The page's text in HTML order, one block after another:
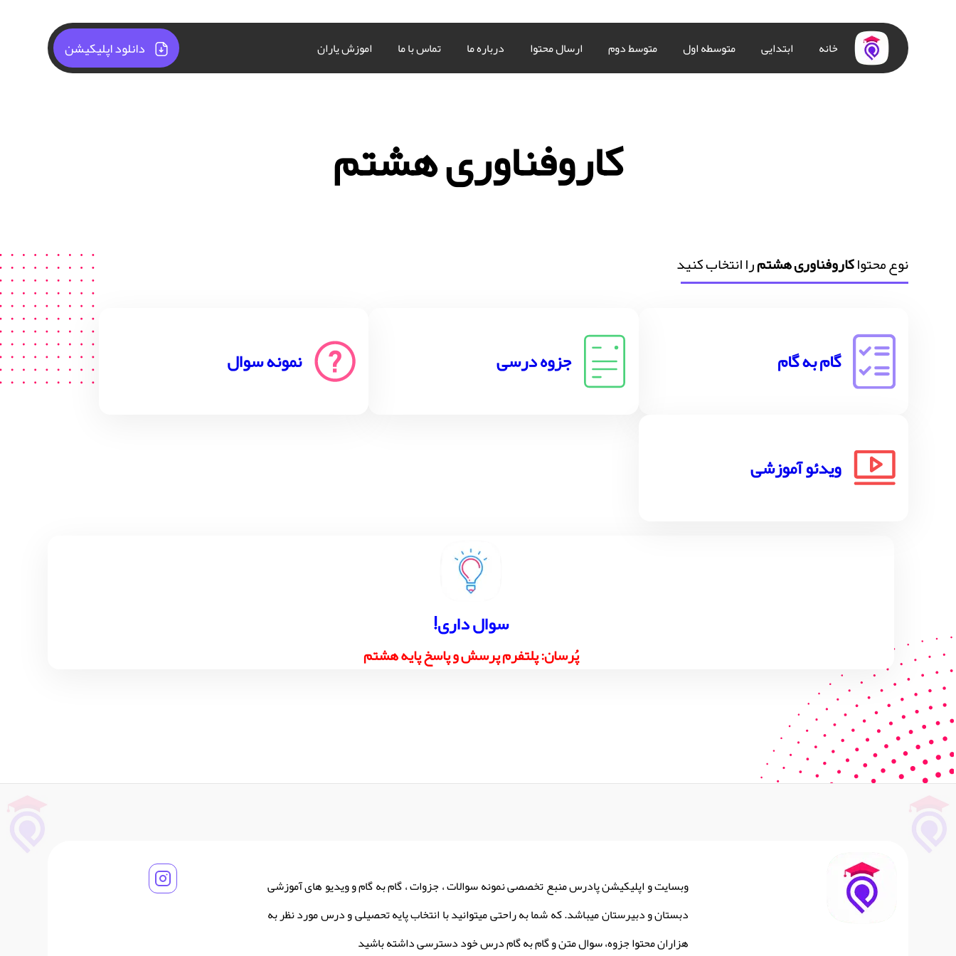
خانه ابتدایی متوسطه اول متوسط دوم ارسال محتوا درباره ما تماس با ما اموزش یاران دانلود اپلیکیشن
کاروفناوری هشتم
نوع محتواکاروفناوری هشتمرا انتخاب کنید
گام به گام جزوه درسی نمونه سوال
ویدئو آموزشی
!سوال داری
پُرسان: پلتفرم پرسش و پاسخ پایه هشتم
وبسایت و اپلیکیشن پادرس منبع تخصصی نمونه سوالات ، جزوات ، گام به گام و ویدیو های آموزشی
دبستان و دبیرستان میباشد. که شما به راحتی میتوانید با انتخاب پایه تحصیلی و درس مورد نظر به
هزاران محتوا جزوه، سوال متن و گام به گام درس خود دسترسی داشته باشید